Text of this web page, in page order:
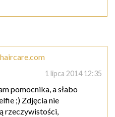
1 lipca 2014 12:35
pomocnika, a słabo
;) Zdjęcia nie
rzeczywistości,